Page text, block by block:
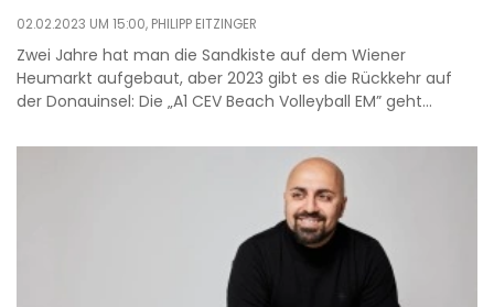
02.02.2023 UM 15:00, PHILIPP EITZINGER
Zwei Jahre hat man die Sandkiste auf dem Wiener
Heumarkt aufgebaut, aber 2023 gibt es die Rückkehr auf
der Donauinsel: Die „A1 CEV Beach Volleyball EM” geht…